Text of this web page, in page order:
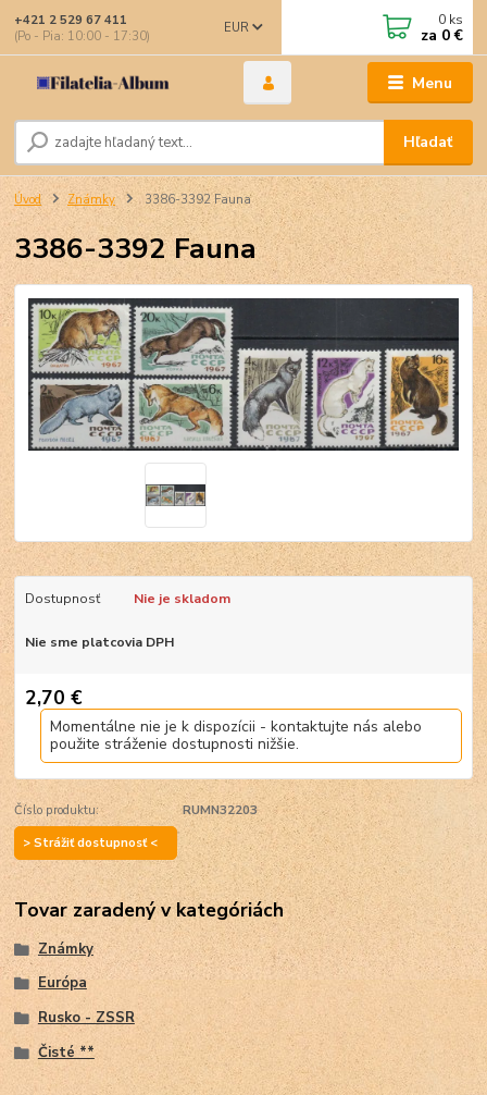
Menu
EUR
Hľadať
+421 2 529 67 411
(Po - Pia: 10:00 - 17:30)
0 ks
za 0 €
Úvod Známky 3386-3392 Fauna
3386-3392 Fauna
Dostupnosť Nie je skladom
Nie sme platcovia DPH
2,70 €
Momentálne nie je k dispozícii - kontaktujte nás alebo
použite stráženie dostupnosti nižšie.
Číslo produktu:
RUMN32203
> Strážiť dostupnosť <
Tovar zaradený v kategóriách
Známky
Európa
Rusko - ZSSR
Čisté **